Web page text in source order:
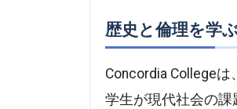
歴史と倫理を学
Concordia College
学生が現代社会の